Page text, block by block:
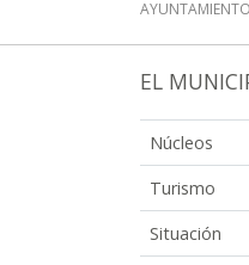
EL
Núcleos
Turismo
Situación